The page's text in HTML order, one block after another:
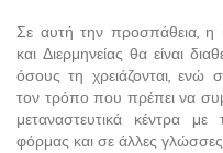
Σε αυτή την προσπάθεια, η
και Διερμηνείας θα είναι
όσους τη χρειάζονται, ενώ
τον τρόπο που πρέπει να
μεταναστευτικά κέντρα
φόρμας και σε άλλες γλώσσες